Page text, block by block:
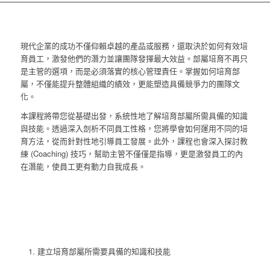
現代企業的成功不僅仰賴卓越的產品或服務，還取決於如何有效培
育員工，激發他們的潛力並讓團隊發揮最大效益。部屬培育不再只
是主管的選項，而是必須落實的核心管理責任。掌握如何培育部
屬，不僅能提升整體組織的績效，更能塑造具備競爭力的團隊文
化。
本課程將帶您從基礎出發，系統性地了解培育部屬所需具備的知識
與技能。透過深入剖析不同員工性格，您將學會如何運用不同的培
育方法，從而針對性地引導員工發展。此外，課程也會深入探討教
練 (Coaching) 技巧，幫助主管不僅僅是指導，更是激發員工的內
在潛能，使員工更有動力自我成長。
建立培育部屬所需要具備的知識和技能